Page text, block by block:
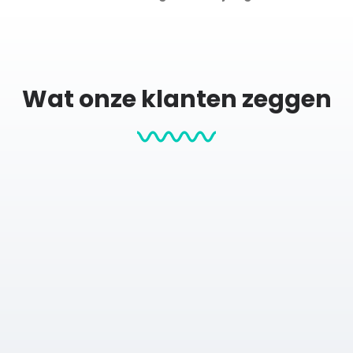
materialen zodat je zelf kiest wat het beste bij jouw
Wat onze klanten zeggen